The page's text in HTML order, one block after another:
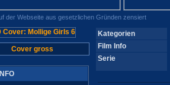
der Webseite aus gesetzlichen Gründen zensiert
Cover gross
Kategorien
Film Info
Serie